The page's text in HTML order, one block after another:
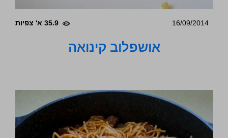
16/09/2014 35.9 א' צפיות
אושפלוב קינואה